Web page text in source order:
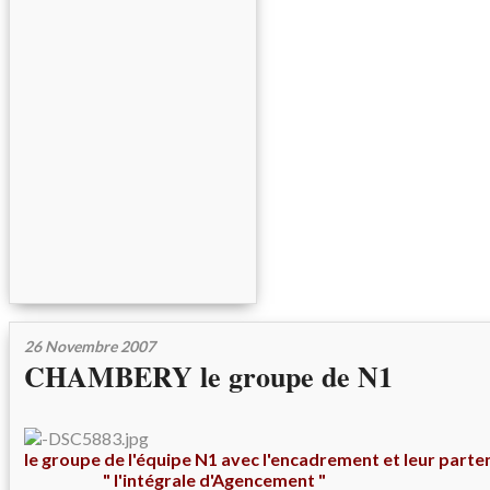
26 Novembre 2007
CHAMBERY le groupe de N1
le groupe de l'équipe N1 avec l'encadrement et leur
" l'intégrale d'Agencement "